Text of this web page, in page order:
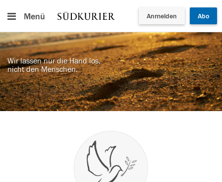
Menü Anmelden Abo
Wir lassen nur die Hand los,
nicht den Menschen.